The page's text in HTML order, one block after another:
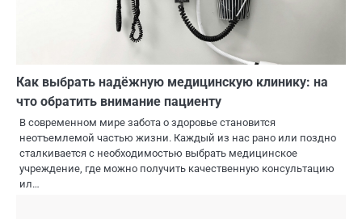
Как выбрать надёжную медицинскую клинику: на
что обратить внимание пациенту
В современном мире забота о здоровье становится
неотъемлемой частью жизни. Каждый из нас рано или поздно
сталкивается с необходимостью выбрать медицинское
учреждение, где можно получить качественную консультацию
ил…